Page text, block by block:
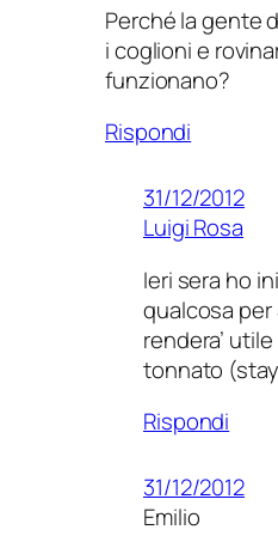
Perché la gente
i coglioni e
funzionano?
Rispondi
31/12/2012
Luigi Rosa
Ieri sera ho
qualcosa per
rendera’
tonnato
Rispondi
31/12/2012
Emilio